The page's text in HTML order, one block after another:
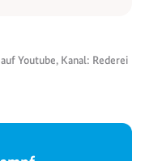
Youtube, Kanal: Rederei